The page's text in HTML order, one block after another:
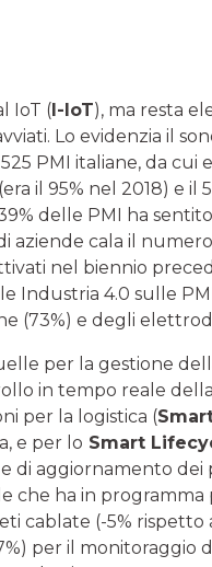
IoT (I-IoT), ma resta
Lo evidenzia il
PMI italiane, da
il 95% nel 2018) e
delle PMI ha
aziende cala il
nel biennio
Industria 4.0 sulle
(73%) e degli
per la gestione
in tempo reale
per la logistica (
e per lo Smart
di aggiornamento
che ha in
cablate (-5% rispetto
per il